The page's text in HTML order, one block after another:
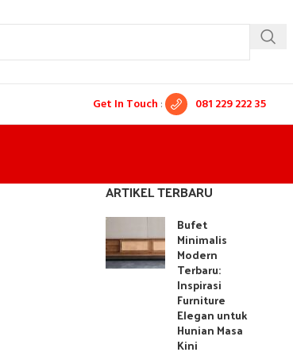
Get In Touch : 081 229 222 35
ARTIKEL TERBARU
Bufet
Minimalis
Modern
Terbaru:
Inspirasi
Furniture
Elegan untuk
Hunian Masa
Kini